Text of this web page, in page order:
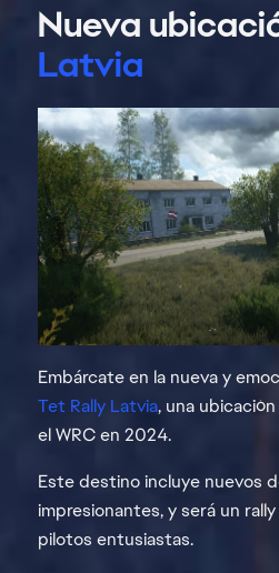
Nueva
Latvia
Embárcate en la nueva y
Tet Rally Latvia, una
el WRC en 2024.
Este destino incluye nuevos
impresionantes, y será un
pilotos entusiastas.